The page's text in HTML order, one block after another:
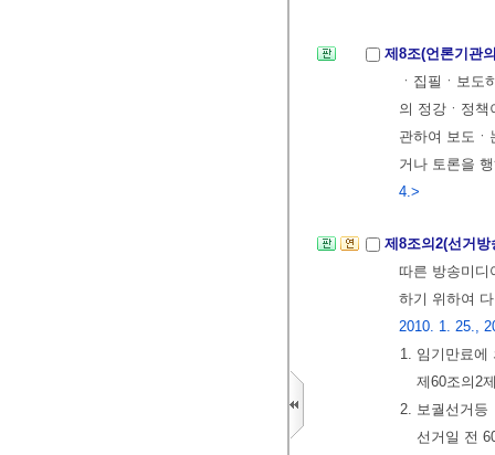
제8조(언론기관
ㆍ집필ㆍ보
의 정강ㆍ정
관하여 보도
거나 토론을
4.>
제8조의2(선거
따른 방송미디
하기 위하여
2010. 1. 25.,
1. 임기만료에
제60조의2
2. 보궐선거등
선거일 전